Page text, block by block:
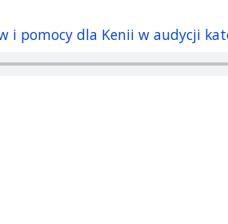
i pomocy dla Kenii w audycji